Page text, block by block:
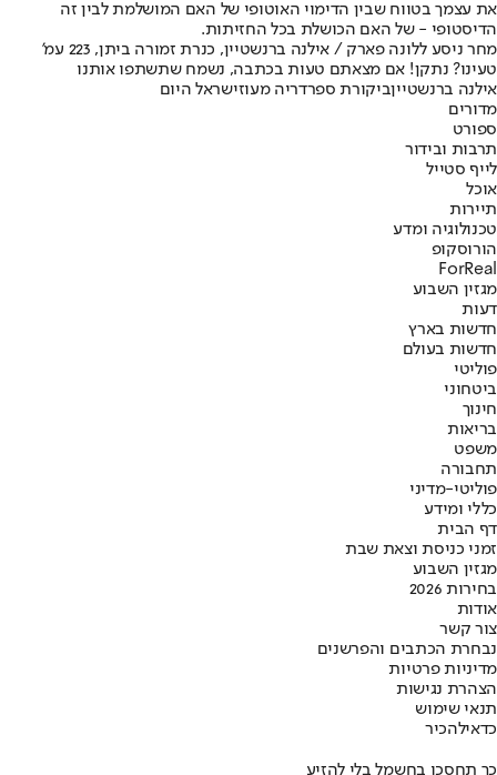
את עצמך בטווח שבין הדימוי האוטופי של האם המושלמת לבין זה
הדיסטופי - של האם הכושלת בכל החזיתות.
מחר ניסע ללונה פארק / אילנה ברנשטיין, כנרת זמורה ביתן, 223 עמ'
טעינו? נתקן! אם מצאתם טעות בכתבה, נשמח שתשתפו אותנו
אילנה ברנשטייןביקורת ספרדריה מעוזישראל היום
מדורים
ספורט
תרבות ובידור
לייף סטייל
אוכל
תיירות
טכנולוגיה ומדע
הורוסקופ
ForReal
מגזין השבוע
דעות
חדשות בארץ
חדשות בעולם
פוליטי
ביטחוני
חינוך
בריאות
משפט
תחבורה
פוליטי-מדיני
כללי ומידע
דף הבית
זמני כניסת וצאת שבת
מגזין השבוע
בחירות 2026
אודות
צור קשר
נבחרת הכתבים והפרשנים
מדיניות פרטיות
הצהרת נגישות
תנאי שימוש
כדאילהכיר
כך תחסכו בחשמל בלי להזיע